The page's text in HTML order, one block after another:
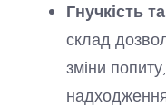
Гнучкість
склад
зміни